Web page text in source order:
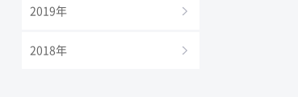
2019年
2018年